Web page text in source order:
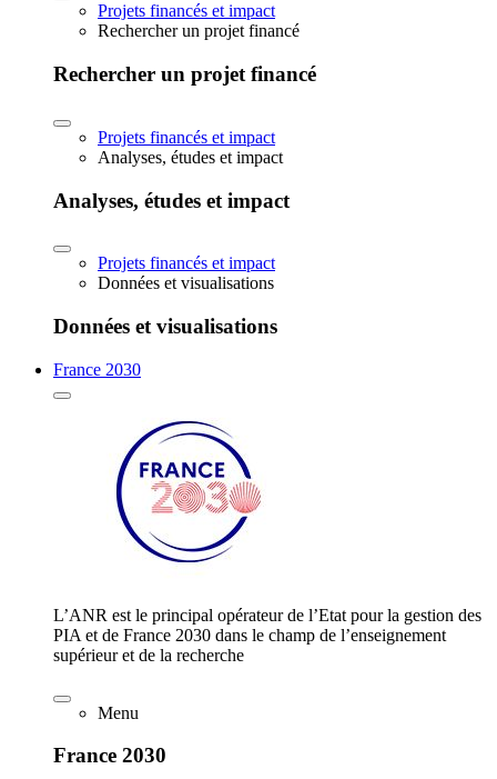
Projets financés et impact
Rechercher un projet financé
Rechercher un projet financé
Projets financés et impact
Analyses, études et impact
Analyses, études et impact
Projets financés et impact
Données et visualisations
Données et visualisations
France 2030
L’ANR est le principal opérateur de l’Etat pour la gestion des
PIA et de France 2030 dans le champ de l’enseignement
supérieur et de la recherche
Menu
France 2030